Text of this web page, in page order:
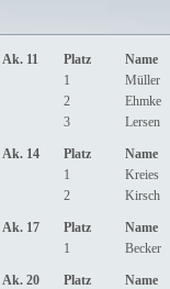
Ak. 11 Platz Name
1
Müller
2
Ehmke
3
Lersen
Ak. 14 Platz Name
1
Kreies
2
Kirsch
Ak. 17 Platz Name
1
Becker
Ak. 20 Platz Name